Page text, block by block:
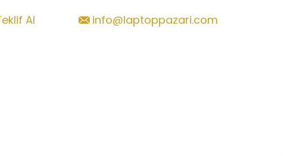
Al info@laptoppazari.com